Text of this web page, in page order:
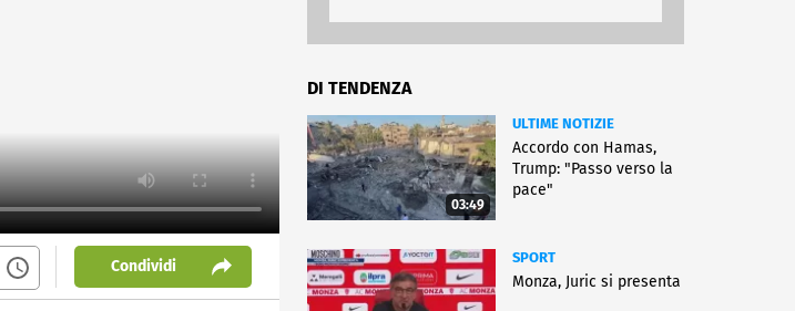
Condividi
DI TENDENZA
03:49
ULTIME NOTIZIE
Accordo con Hamas,
Trump: "Passo verso la
pace"
SPORT
Monza, Juric si presenta